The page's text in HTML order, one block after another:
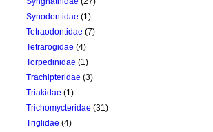
Synodontidae (1)
Tetraodontidae (7)
Tetrarogidae (4)
Torpedinidae (1)
Trachipteridae (3)
Triakidae (1)
Trichomycteridae (31)
Triglidae (4)